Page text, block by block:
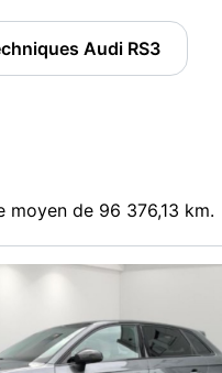
Audi RS3
de 96 376,13 km.